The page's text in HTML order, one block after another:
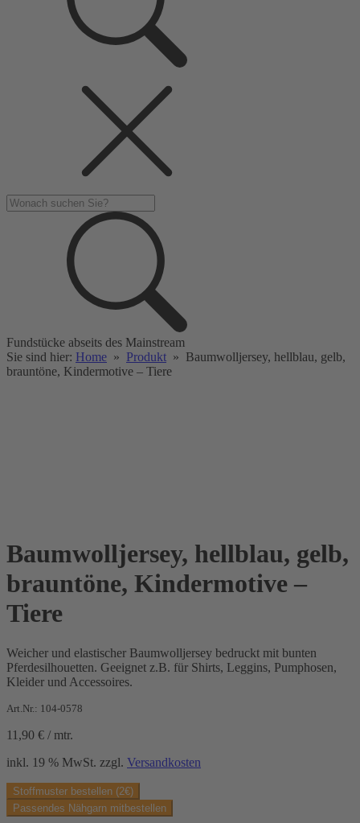
Fundstücke abseits des Mainstream
Sie sind hier: Home » Produkt » Baumwolljersey, hellblau, gelb,
brauntöne, Kindermotive – Tiere
Baumwolljersey, hellblau, gelb,
brauntöne, Kindermotive –
Tiere
Weicher und elastischer Baumwolljersey bedruckt mit bunten
Pferdesilhouetten. Geeignet z.B. für Shirts, Leggins, Pumphosen,
Kleider und Accessoires.
Art.Nr.: 104-0578
11,90 € / mtr.
inkl. 19 % MwSt. zzgl. Versandkosten
Stoffmuster bestellen (2€)
Passendes Nähgarn mitbestellen